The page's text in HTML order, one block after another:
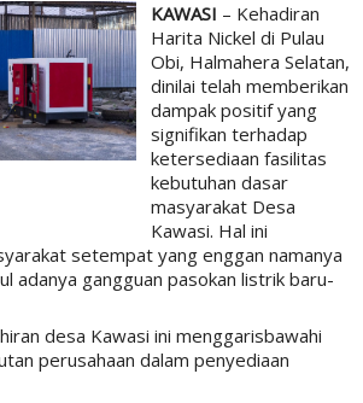
KAWASI – Kehadiran
Harita Nickel di Pulau
Obi, Halmahera Selatan,
dinilai telah memberikan
dampak positif yang
signifikan terhadap
ketersediaan fasilitas
kebutuhan dasar
masyarakat Desa
Kawasi. Hal ini
setempat yang enggan namanya
adanya gangguan pasokan listrik baru-
desa Kawasi ini menggarisbawahi
perusahaan dalam penyediaan